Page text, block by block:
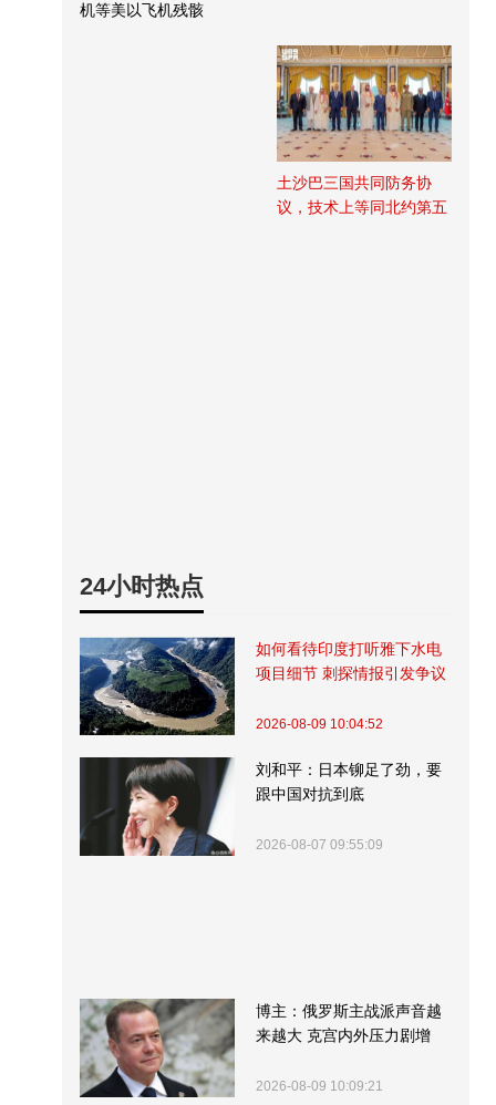
机等美以飞机残骸
土沙巴三国共同防务协
议，技术上等同北约第五
24小时热点
如何看待印度打听雅下水电
项目细节 刺探情报引发争议
2026-08-09 10:04:52
刘和平：日本铆足了劲，要
跟中国对抗到底
2026-08-07 09:55:09
博主：俄罗斯主战派声音越
来越大 克宫内外压力剧增
2026-08-09 10:09:21